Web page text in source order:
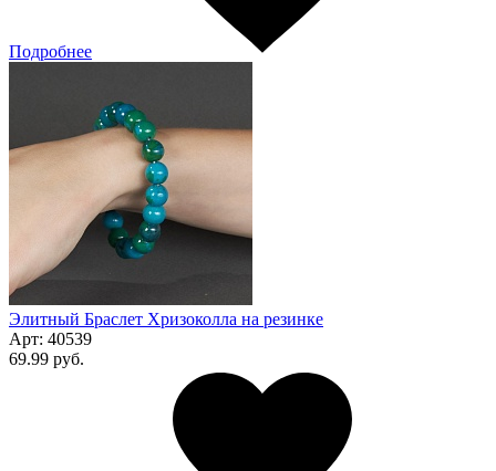
Подробнее
Элитный Браслет Хризоколла на резинке
Арт: 40539
69.99 руб.